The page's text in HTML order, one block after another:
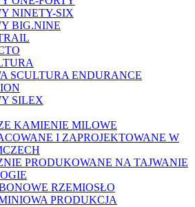
NINETY-SIX
BIG.NINE
SCULTURA ENDURANCE
SILEX
KAMIENIE MILOWE
I ZAPROJEKTOWANE W
PRODUKOWANE NA TAJWANIE
RZEMIOSŁO
PRODUKCJA